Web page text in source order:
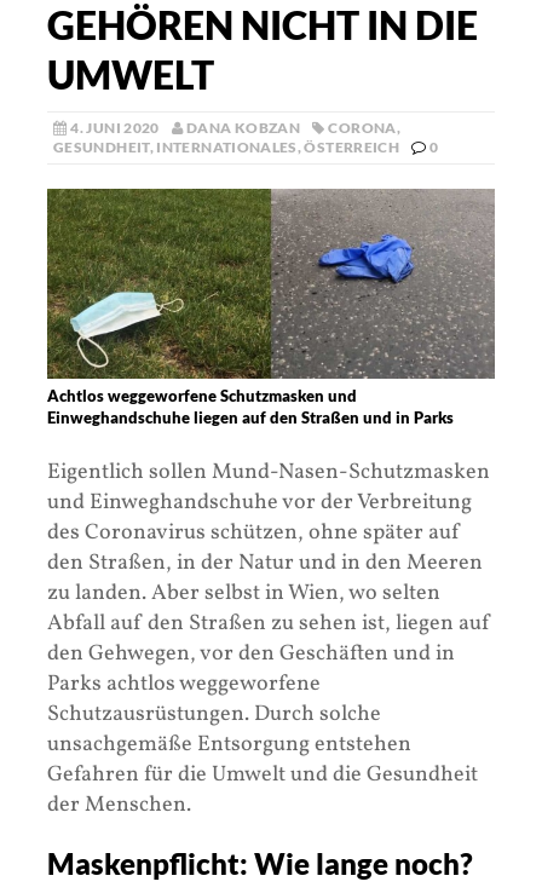
GEHÖREN NICHT IN DIE
UMWELT
4. JUNI 2020 DANA KOBZAN CORONA,
GESUNDHEIT, INTERNATIONALES,ÖSTERREICH 0
Achtlos weggeworfene Schutzmasken und
Einweghandschuhe liegen auf den Straßen und in Parks
Eigentlich sollen Mund-Nasen-Schutzmasken
und Einweghandschuhe vor der Verbreitung
des Coronavirus schützen, ohne später auf
den Straßen, in der Natur und in den Meeren
zu landen. Aber selbst in Wien, wo selten
Abfall auf den Straßen zu sehen ist, liegen auf
den Gehwegen, vor den Geschäften und in
Parks achtlos weggeworfene
Schutzausrüstungen. Durch solche
unsachgemäße Entsorgung entstehen
Gefahren für die Umwelt und die Gesundheit
der Menschen.
Maskenpflicht: Wie lange noch?